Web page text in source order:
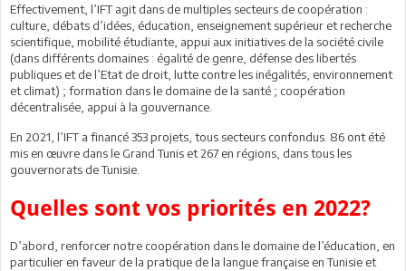
Effectivement, l’IFT agit dans de multiples secteurs de coopération :
culture, débats d’idées, éducation, enseignement supérieur et recherche
scientifique, mobilité étudiante, appui aux initiatives de la société civile
(dans différents domaines : égalité de genre, défense des libertés
publiques et de l’Etat de droit, lutte contre les inégalités, environnement
et climat) ; formation dans le domaine de la santé ; coopération
décentralisée, appui à la gouvernance.
En 2021, l’IFT a financé 353 projets, tous secteurs confondus. 86 ont été
mis en œuvre dans le Grand Tunis et 267 en régions, dans tous les
gouvernorats de Tunisie.
Quelles sont vos priorités en 2022?
D’abord, renforcer notre coopération dans le domaine de l’éducation, en
particulier en faveur de la pratique de la langue française en Tunisie et